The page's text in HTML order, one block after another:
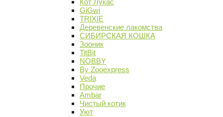
Кот Лукас
GiGwi
TRIXIE
Деревенские лакомства
СИБИРСКАЯ КОШКА
Зооник
TitBit
NOBBY
By Zooexpress
Veda
Прочие
Ambar
Чистый котик
Уют